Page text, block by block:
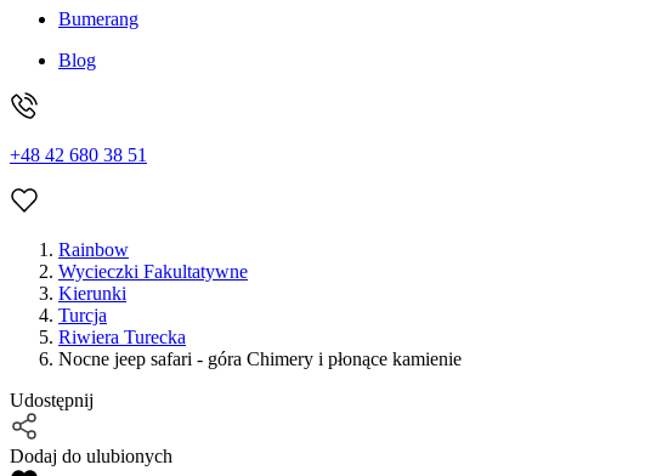
Bumerang
Blog
+48 42 680 38 51
Rainbow
Wycieczki Fakultatywne
Kierunki
Turcja
Riwiera Turecka
Nocne jeep safari - góra Chimery i płonące kamienie
Udostępnij
Dodaj do ulubionych